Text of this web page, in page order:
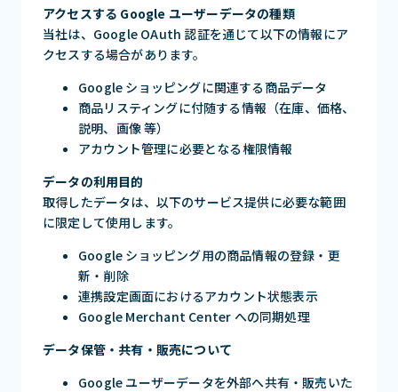
アクセスする Google ユーザーデータの種類
当社は、Google OAuth 認証を通じて以下の情報にア
クセスする場合があります。
Google ショッピングに関連する商品データ
商品リスティングに付随する情報（在庫、価格、
説明、画像 等）
アカウント管理に必要となる権限情報
データの利用目的
取得したデータは、以下のサービス提供に必要な範囲
に限定して使用します。
Google ショッピング用の商品情報の登録・更
新・削除
連携設定画面におけるアカウント状態表示
Google Merchant Center への同期処理
データ保管・共有・販売について
Google ユーザーデータを外部へ共有・販売いた